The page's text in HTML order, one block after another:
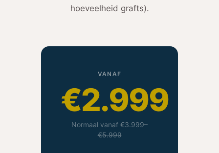
hoeveelheid grafts).
VANAF
€2.999
Normaal vanaf €3.999–
€5.999